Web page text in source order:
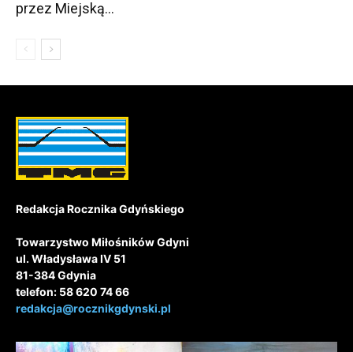
przez Miejską...
Redakcja Rocznika Gdyńskiego
Towarzystwo Miłośników Gdyni
ul. Władysława IV 51
81-384 Gdynia
telefon: 58 620 74 66
redakcja@rocznikgdynski.pl